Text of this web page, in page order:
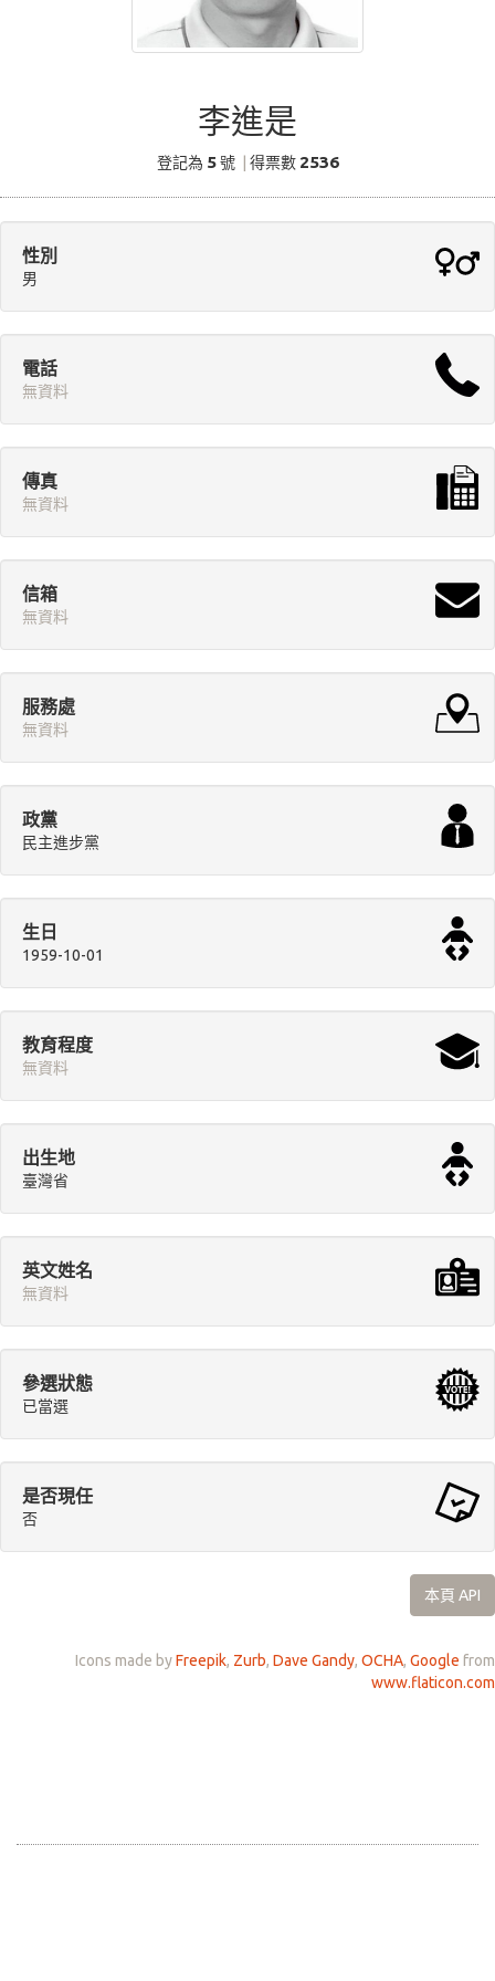
李進是
登記為 5號 得票數 2536
性別
男
電話
無資料
傳真
無資料
信箱
無資料
服務處
無資料
政黨
民主進步黨
生日
1959-10-01
教育程度
無資料
出生地
臺灣省
英文姓名
無資料
參選狀態
已當選
是否現任
否
本頁 API
Icons made byFreepik, Zurb, Dave Gandy, OCHA, Google from
www.flaticon.com